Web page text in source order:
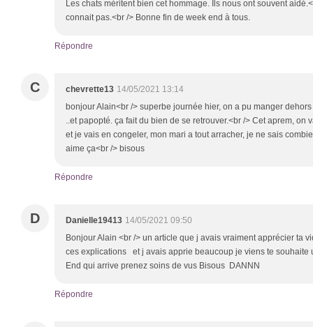
Les chats méritent bien cet hommage. Ils nous ont souvent
connait pas.<br /> Bonne fin de week end à tous.
Répondre
C chevrette13 14/05/2021 13:14
bonjour Alain<br /> superbe journée hier, on a pu manger
..et papopté. ça fait du bien de se retrouver.<br /> Cet aprem, on
et je vais en congeler, mon mari a tout arracher, je ne sais
aime ça<br /> bisous
Répondre
D Danielle19413 14/05/2021 09:50
Bonjour Alain <br /> un article que j avais vraiment apprécier ta
ces explications et j avais apprie beaucoup je viens te souhaite
End qui arrive prenez soins de vus Bisous DANNN
Répondre